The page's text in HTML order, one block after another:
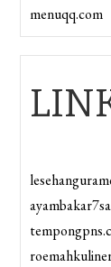
menuqq.com